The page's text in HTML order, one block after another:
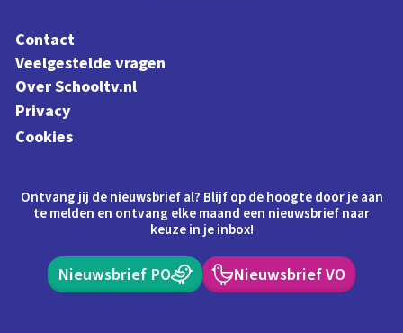
Contact
Veelgestelde vragen
Over Schooltv.nl
Privacy
Cookies
Ontvang jij de nieuwsbrief al? Blijf op de hoogte door je aan
te melden en ontvang elke maand een nieuwsbrief naar
keuze in je inbox!
Nieuwsbrief PO Nieuwsbrief VO